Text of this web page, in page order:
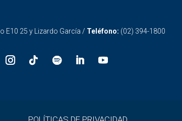
E10 25 y Lizardo García / Teléfono: (02) 394-1800